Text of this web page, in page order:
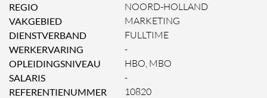
REGIO
VAKGEBIED
DIENSTVERBAND
WERKERVARING
OPLEIDINGSNIVEAU
SALARIS
REFERENTIENUMMER
NOORD-HOLLAND
MARKETING
FULLTIME
-
HBO, MBO
-
10820